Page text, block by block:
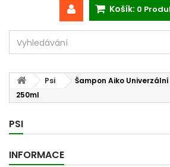
Košík: 0
Psi
Šampon Aiko
250ml
PSI
INFORMACE